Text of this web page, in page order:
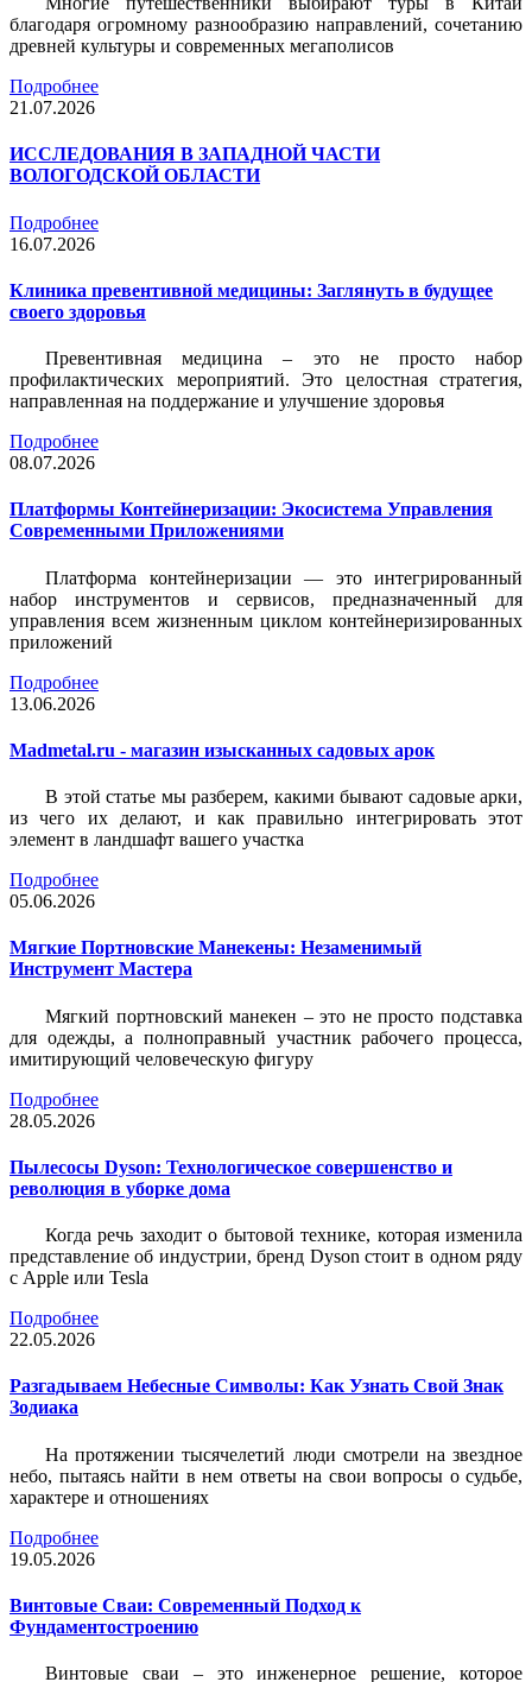
благодаря огромному разнообразию направлений, сочетанию
древней культуры и современных мегаполисов
Подробнее
21.07.2026
ИССЛЕДОВАНИЯ В ЗАПАДНОЙ ЧАСТИ
ВОЛОГОДСКОЙ ОБЛАСТИ
Подробнее
16.07.2026
Клиника превентивной медицины: Заглянуть в будущее
своего здоровья
Превентивная медицина – это не просто набор
профилактических мероприятий. Это целостная стратегия,
направленная на поддержание и улучшение здоровья
Подробнее
08.07.2026
Платформы Контейнеризации: Экосистема Управления
Современными Приложениями
Платформа контейнеризации — это интегрированный
набор инструментов и сервисов, предназначенный для
управления всем жизненным циклом контейнеризированных
приложений
Подробнее
13.06.2026
Madmetal.ru - магазин изысканных садовых арок
В этой статье мы разберем, какими бывают садовые арки,
из чего их делают, и как правильно интегрировать этот
элемент в ландшафт вашего участка
Подробнее
05.06.2026
Мягкие Портновские Манекены: Незаменимый
Инструмент Мастера
Мягкий портновский манекен – это не просто подставка
для одежды, а полноправный участник рабочего процесса,
имитирующий человеческую фигуру
Подробнее
28.05.2026
Пылесосы Dyson: Технологическое совершенство и
революция в уборке дома
Когда речь заходит о бытовой технике, которая изменила
представление об индустрии, бренд Dyson стоит в одном ряду
с Apple или Tesla
Подробнее
22.05.2026
Разгадываем Небесные Символы: Как Узнать Свой Знак
Зодиака
На протяжении тысячелетий люди смотрели на звездное
небо, пытаясь найти в нем ответы на свои вопросы о судьбе,
характере и отношениях
Подробнее
19.05.2026
Винтовые Сваи: Современный Подход к
Фундаментостроению
Винтовые сваи – это инженерное решение, которое